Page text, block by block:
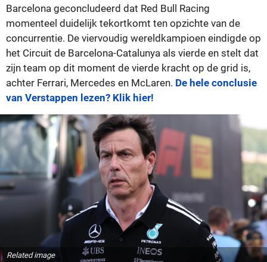
Barcelona geconcludeerd dat Red Bull Racing
momenteel duidelijk tekortkomt ten opzichte van de
concurrentie. De viervoudig wereldkampioen eindigde op
het Circuit de Barcelona-Catalunya als vierde en stelt dat
zijn team op dit moment de vierde kracht op de grid is,
achter Ferrari, Mercedes en McLaren. De hele conclusie
van Verstappen lezen? Klik hier!
Related image